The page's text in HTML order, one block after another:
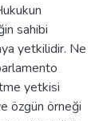
sahibi
yetkilidir. Ne
yetkisi
özgün örneği